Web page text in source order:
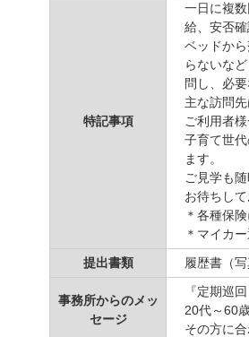
特記事項
一日に複
給、安否
ベッドか
らないな
問し、必
主な訪問
ご利用者
子育て世
ます。
ご見学も
お待ちし
＊各種保
＊マイカ
提出書類
履歴書（
事務所からのメッ
セージ
『定期巡
20代～60
その方に